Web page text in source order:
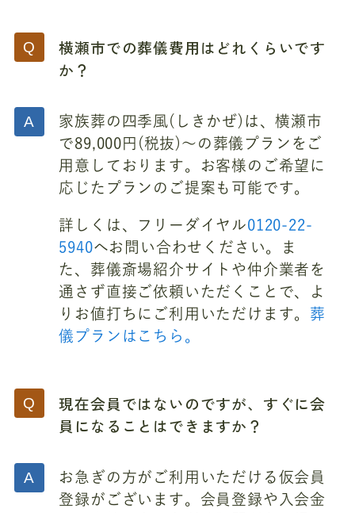
横瀬市での葬儀費用はどれくらいです
か？
家族葬の四季風(しきかぜ)は、横瀬市
で89,000円(税抜)～の葬儀プランをご
用意しております。お客様のご希望に
応じたプランのご提案も可能です。
詳しくは、フリーダイヤル0120-22-
5940へお問い合わせください。ま
た、葬儀斎場紹介サイトや仲介業者を
通さず直接ご依頼いただくことで、よ
りお値打ちにご利用いただけます。 葬
儀プランはこちら。
現在会員ではないのですが、すぐに会
員になることはできますか？
お急ぎの方がご利用いただける仮会員
登録がございます。会員登録や入会金